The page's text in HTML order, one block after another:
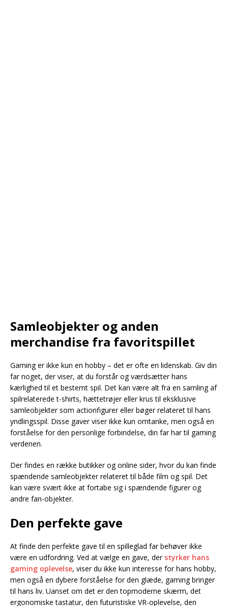
Samleobjekter og anden
merchandise fra favoritspillet
Gaming er ikke kun en hobby – det er ofte en lidenskab. Giv din
far noget, der viser, at du forstår og værdsætter hans
kærlighed til et bestemt spil. Det kan være alt fra en samling af
spilrelaterede t-shirts, hættetrøjer eller krus til eksklusive
samleobjekter som actionfigurer eller bøger relateret til hans
yndlingsspil. Disse gaver viser ikke kun omtanke, men også en
forståelse for den personlige forbindelse, din far har til gaming
verdenen.
Der findes en række butikker og online sider, hvor du kan finde
spændende samleobjekter relateret til både film og spil. Det
kan være svært ikke at fortabe sig i spændende figurer og
andre fan-objekter.
Den perfekte gave
At finde den perfekte gave til en spilleglad far behøver ikke
være en udfordring. Ved at vælge en gave, der styrker hans
gaming oplevelse, viser du ikke kun interesse for hans hobby,
men også en dybere forståelse for den glæde, gaming bringer
til hans liv. Uanset om det er den topmoderne skærm, det
ergonomiske tastatur, den futuristiske VR-oplevelse, den